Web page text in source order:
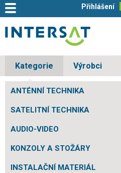
Přihlášení
Kategorie Výrobci
ANTÉNNÍ TECHNIKA
SATELITNÍ TECHNIKA
AUDIO-VIDEO
KONZOLY A STOŽÁRY
INSTALAČNÍ MATERIÁL